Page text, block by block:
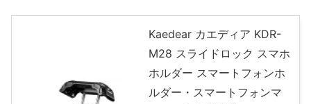
Kaedear カエディア KDR-
M28 スライドロック スマホ
ホルダー スマートフォンホ
ルダー・スマートフォンマ